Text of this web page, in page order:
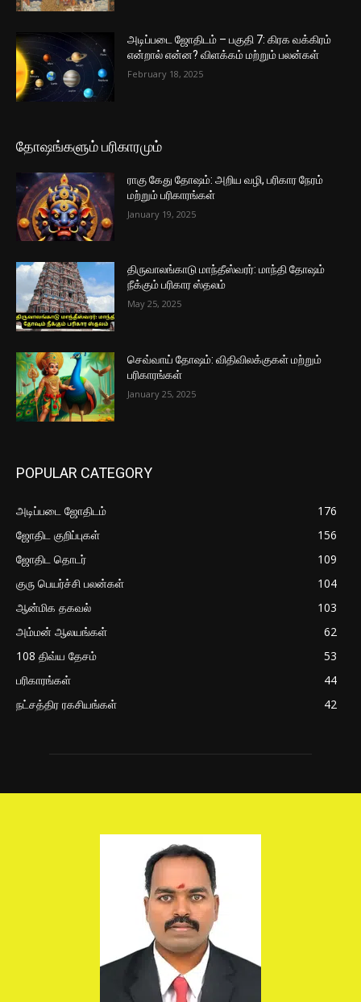
அடிப்படை ஜோதிடம் – பகுதி 7: கிரக வக்கிரம்
என்றால் என்ன? விளக்கம் மற்றும் பலன்கள்
February 18, 2025
தோஷங்களும் பரிகாரமும்
ராகு கேது தோஷம்: அறிய வழி, பரிகார நேரம்
மற்றும் பரிகாரங்கள்
January 19, 2025
திருவாலங்காடு மாந்தீஸ்வரர்: மாந்தி தோஷம்
நீக்கும் பரிகார ஸ்தலம்
May 25, 2025
செவ்வாய் தோஷம்: விதிவிலக்குகள் மற்றும்
பரிகாரங்கள்
January 25, 2025
POPULAR CATEGORY
அடிப்படை ஜோதிடம்
176
ஜோதிட குறிப்புகள்
156
ஜோதிட தொடர்
109
குரு பெயர்ச்சி பலன்கள்
104
ஆன்மிக தகவல்
103
அம்மன் ஆலயங்கள்
62
108 திவ்ய தேசம்
53
பரிகாரங்கள்
44
நட்சத்திர ரகசியங்கள்
42